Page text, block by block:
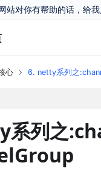
站对你有帮助的话，给
心 6. netty系列之
系列之